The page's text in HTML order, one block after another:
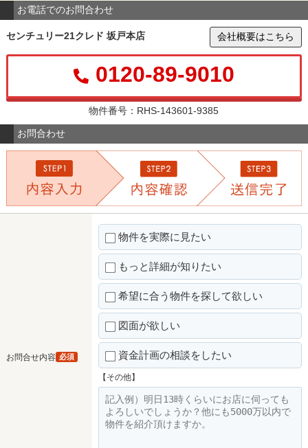
お電話でのお問合わせ
センチュリー21クレド 坂戸本店 会社概要はこちら
0120-89-9010
物件番号：RHS-143601-9385
お問合わせ
お問合せ内容 必須
物件を実際に見たい
もっと詳細が知りたい
希望に合う物件を探して欲しい
図面が欲しい
資金計画の相談をしたい
【その他】